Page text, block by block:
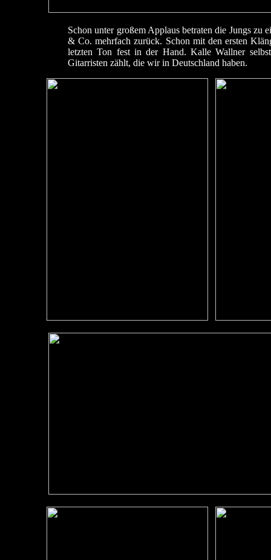
Schon unter großem Applaus betraten die Jungs zu
& Co. mehrfach zurück. Schon mit den ersten
letzten Ton fest in der Hand. Kalle Wallner
Gitarristen zählt, die wir in Deutschland haben.